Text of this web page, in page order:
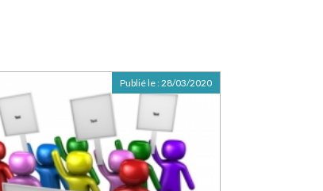
Publié le :28/03/2020